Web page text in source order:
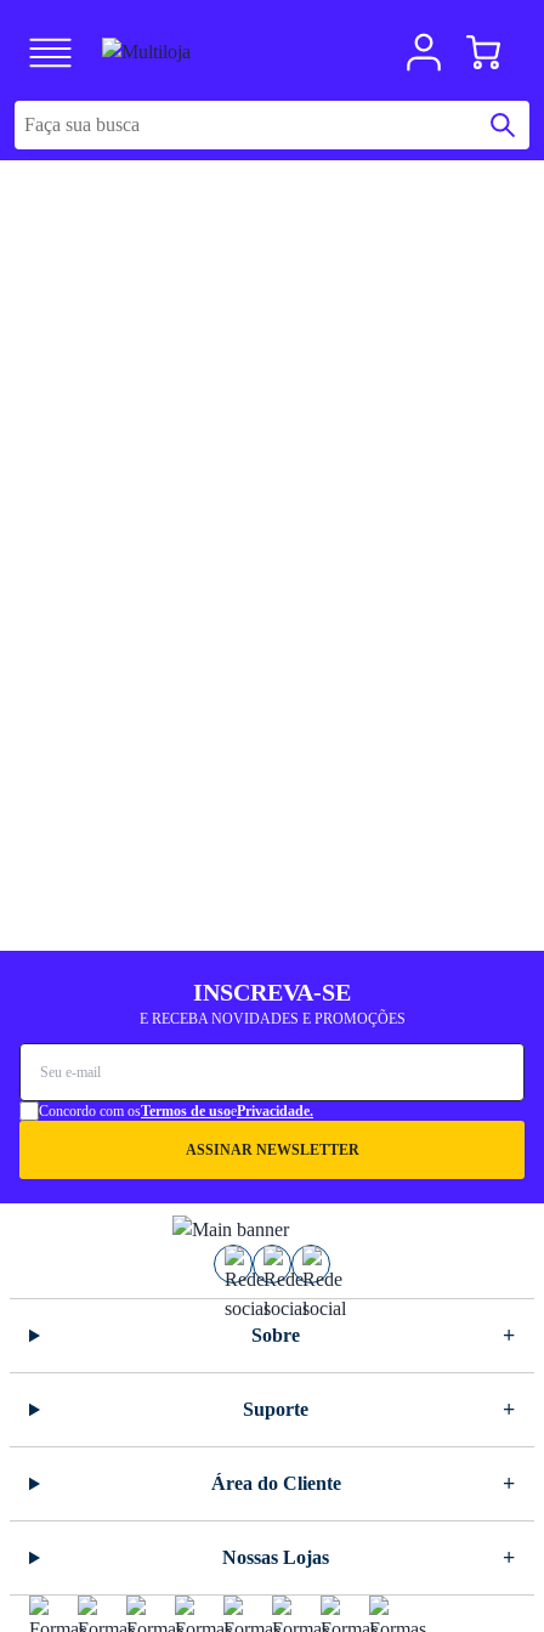
INSCREVA-SE
E RECEBA NOVIDADES E PROMOÇÕES
Concordo com osTermos de usoePrivacidade.
ASSINAR NEWSLETTER
Sobre
Suporte
Área do Cliente
Nossas Lojas